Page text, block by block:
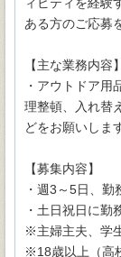
ある方のご応募
【主な業務内容】
・アウトドア
理整頓、入れ替
どをお願いしま
【募集内容】
・週3～5日、勤
・土日祝日に勤
※主婦主夫、学
※18歳以上（高